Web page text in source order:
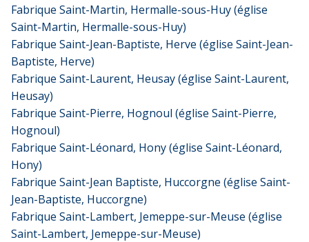
Fabrique Saint-Martin, Hermalle-sous-Huy (église
Saint-Martin, Hermalle-sous-Huy)
Fabrique Saint-Jean-Baptiste, Herve (église Saint-Jean-
Baptiste, Herve)
Fabrique Saint-Laurent, Heusay (église Saint-Laurent,
Heusay)
Fabrique Saint-Pierre, Hognoul (église Saint-Pierre,
Hognoul)
Fabrique Saint-Léonard, Hony (église Saint-Léonard,
Hony)
Fabrique Saint-Jean Baptiste, Huccorgne (église Saint-
Jean-Baptiste, Huccorgne)
Fabrique Saint-Lambert, Jemeppe-sur-Meuse (église
Saint-Lambert, Jemeppe-sur-Meuse)